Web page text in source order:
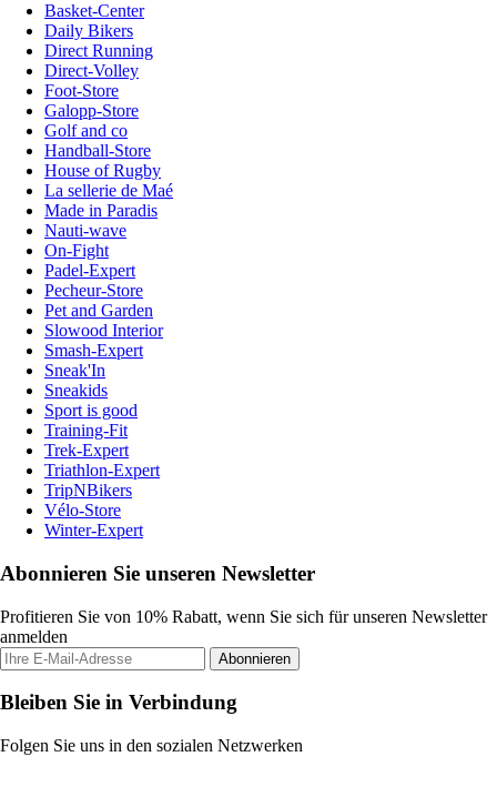
Basket-Center
Daily Bikers
Direct Running
Direct-Volley
Foot-Store
Galopp-Store
Golf and co
Handball-Store
House of Rugby
La sellerie de Maé
Made in Paradis
Nauti-wave
On-Fight
Padel-Expert
Pecheur-Store
Pet and Garden
Slowood Interior
Smash-Expert
Sneak'In
Sneakids
Sport is good
Training-Fit
Trek-Expert
Triathlon-Expert
TripNBikers
Vélo-Store
Winter-Expert
Abonnieren Sie unseren Newsletter
Profitieren Sie von 10% Rabatt, wenn Sie sich für unseren Newsletter
anmelden
Abonnieren
Bleiben Sie in Verbindung
Folgen Sie uns in den sozialen Netzwerken